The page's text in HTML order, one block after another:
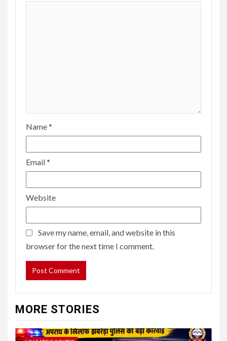
Name*
Email*
Website
Save my name, email, and website in this
browser for the next time I comment.
MORE STORIES